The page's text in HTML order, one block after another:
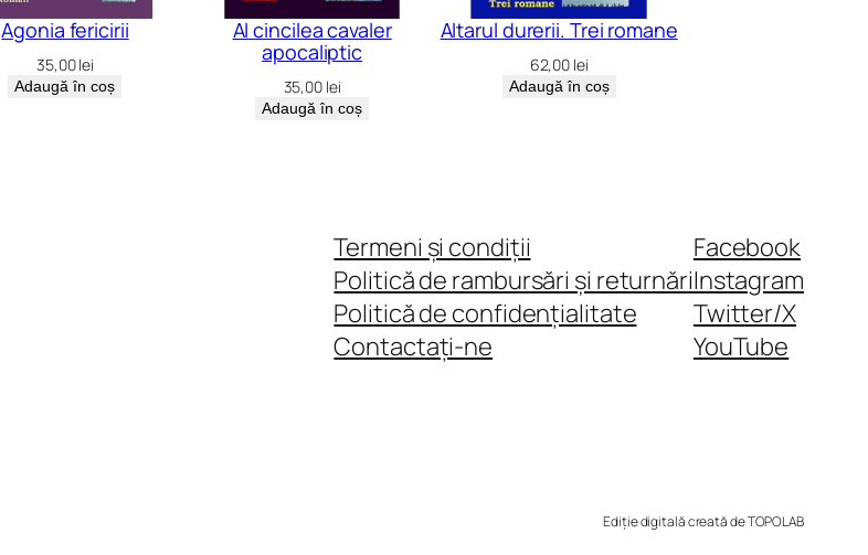
Agonia fericirii
35,00lei
Adaugă în coș
Al cincilea cavaler
apocaliptic
35,00 lei
Adaugă în coș
Altarul durerii. Trei romane
62,00 lei
Adaugă în coș
Termeni și condiții
Politică de rambursări și returnări
Politică de confidențialitate
Contactați-ne
Facebook
Instagram
Twitter/X
YouTube
Ediție digitală creată de TOPOLAB